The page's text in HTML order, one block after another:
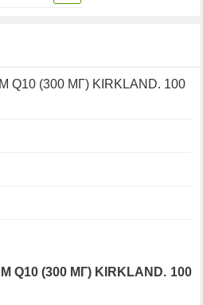
ДНЕЙ
(300 МГ) KIRKLAND. 100
(300 МГ) KIRKLAND. 100